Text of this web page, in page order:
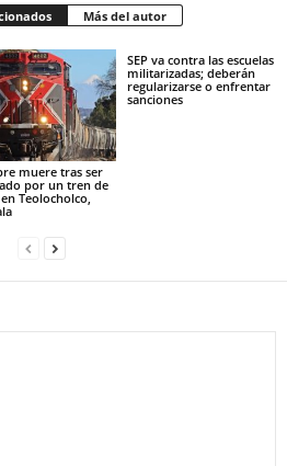
Más del autor
muere tras ser
por un tren de
Teolocholco,
SEP va contra las escuelas
militarizadas; deberán
regularizarse o enfrentar
sanciones